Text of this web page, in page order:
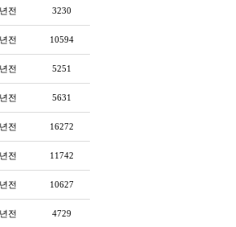
전 3230
전 10594
전 5251
전 5631
전 16272
전 11742
전 10627
전 4729